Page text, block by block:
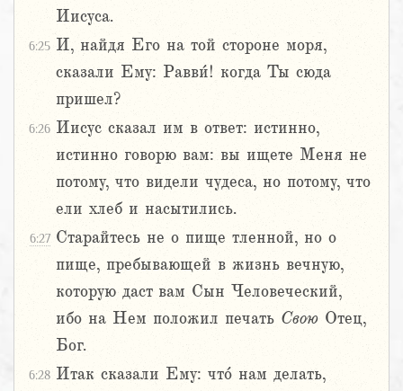
Иисуса.
6:25 И, найдя Его на той стороне моря,
сказали Ему: Равви́! когда Ты сюда
пришел?
6:26 Иисус сказал им в ответ: истинно,
истинно говорю вам: вы ищете Меня не
потому, что видели чудеса, но потому, что
ели хлеб и насытились.
6:27 Старайтесь не о пище тленной, но о
пище, пребывающей в жизнь вечную,
которую даст вам Сын Человеческий,
ибо на Нем положил печать Свою Отец,
Бог.
6:28 Итак сказали Ему: что́ нам делать,